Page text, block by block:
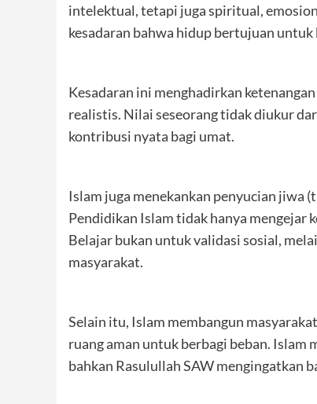
intelektual, tetapi juga spiritual,
kesadaran bahwa hidup bertujuan untuk
Kesadaran ini menghadirkan
realistis. Nilai seseorang tidak diukur
kontribusi nyata bagi umat.
Islam juga menekankan penyucian jiwa
Pendidikan Islam tidak hanya mengejar
Belajar bukan untuk validasi sosial,
masyarakat.
Selain itu, Islam membangun
ruang aman untuk berbagi beban.
bahkan Rasulullah SAW mengingatkan